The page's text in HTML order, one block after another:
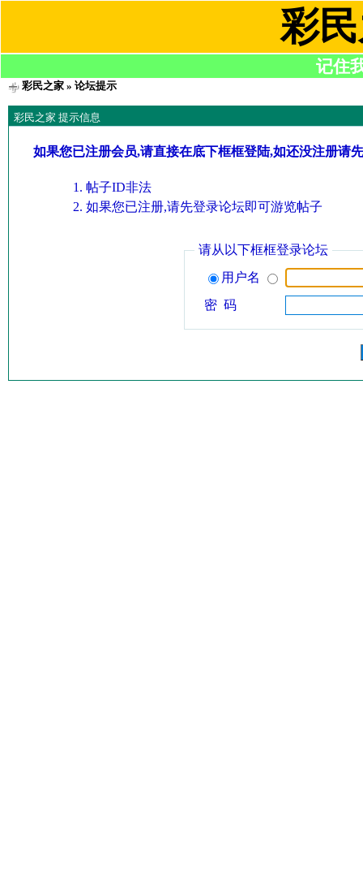
彩
记住
彩民之家» 论坛提示
彩民之家 提示信息
如果您已注册会员,请直接在底下框框登陆,如还没注册请
帖子ID非法
如果您已注册,请先登录论坛即可游览帖子
请从以下框框登录论坛
用户名
密 码